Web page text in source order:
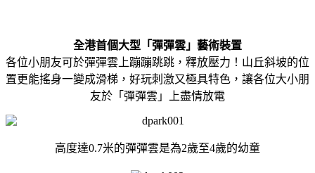
全港首個大型「彈彈雲」藝術裝置
各位小朋友可於彈彈雲上蹦蹦跳跳，釋放壓力！山丘斜坡的位
置更能搖身一變成滑梯，好玩刺激又極具特色，讓各位大小朋
友於「彈彈雲」上盡情放電
高度達0.7米的彈彈雲是為2歲至4歲的幼童